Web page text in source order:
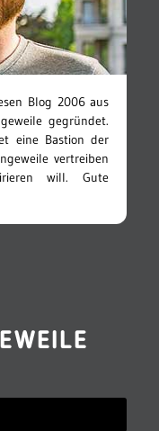
Blog 2006 aus
gegründet.
eine Bastion der
vertreiben
will. Gute